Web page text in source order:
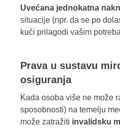
Uvećana jednokatna
situacije (npr. da se po
kući prilagodi vašim
Prava u sustavu
osiguranja
Kada osoba više ne može
sposobnosti) na temelju
može zatražiti invalidsku